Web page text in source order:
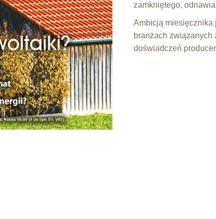
zamkniętego,
Ambicją miesięcznika
branżach związanych
doświadczeń